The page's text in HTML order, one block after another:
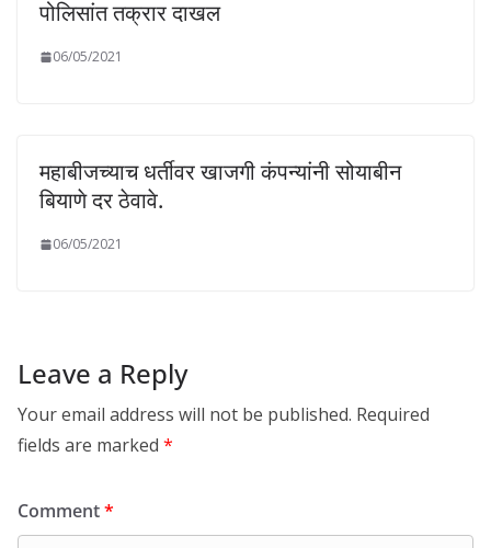
पोलिसांत तक्रार दाखल
06/05/2021
महाबीजच्याच धर्तीवर खाजगी कंपन्यांनी सोयाबीन
बियाणे दर ठेवावे.
06/05/2021
Leave a Reply
Your email address will not be published. Required
fields are marked *
Comment*